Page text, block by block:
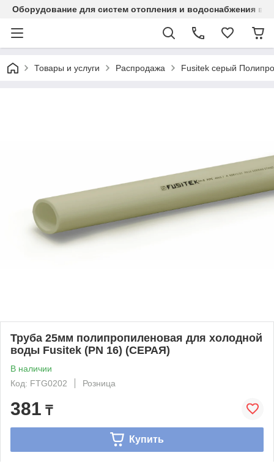
Оборудование для систем отопления и водоснабжения в
Товары и услуги Распродажа Fusitek серый
Труба 25мм полипропиленовая для холодной
воды Fusitek (PN 16) (СЕРАЯ)
В наличии
Код: FTG0202
Розница
381 ₸
Купить